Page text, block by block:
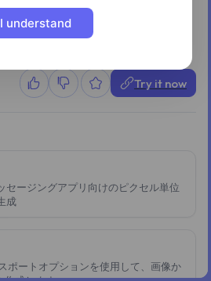
ション作成や画像変換の機能も含
Try it now
セージングアプリ向けのピクセル単位
成
ポートオプションを使用して、画像か
検索 お気に入り フィードバック アカウント
I understand